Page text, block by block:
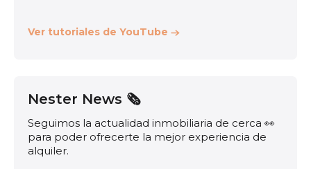
Ver tutoriales de YouTube
Nester News 🗞️
Seguimos la actualidad inmobiliaria de cerca 👀
para poder ofrecerte la mejor experiencia de
alquiler.